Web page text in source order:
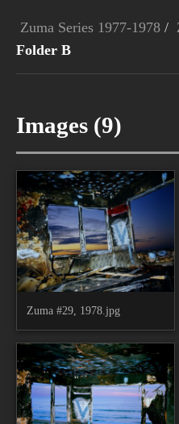
Zuma Series 1977-1978 /
Folder B
Images (9)
Zuma #29, 1978.jpg